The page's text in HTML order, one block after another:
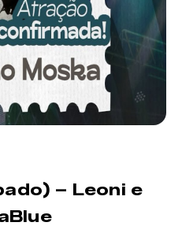
– Leoni e